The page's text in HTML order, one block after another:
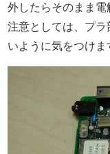
外したらそのまま電
注意としては、プ
いように気をつけま